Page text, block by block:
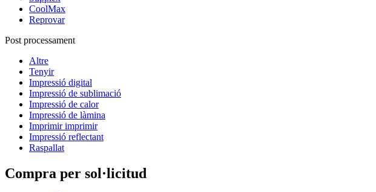
CoolMax
Reprovar
Post processament
Altre
Tenyir
Impressió digital
Impressió de sublimació
Impressió de calor
Impressió de làmina
Imprimir imprimir
Impressió reflectant
Raspallat
Compra per sol·licitud